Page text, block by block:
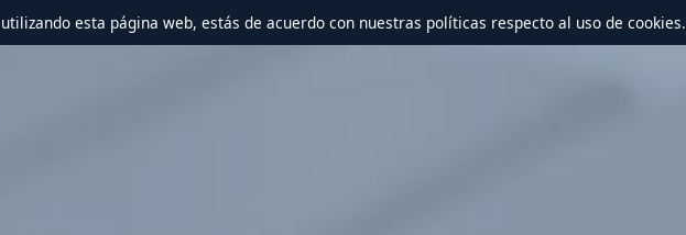
esta página web, estás de acuerdo con nuestras políticas respecto al uso de cookies.